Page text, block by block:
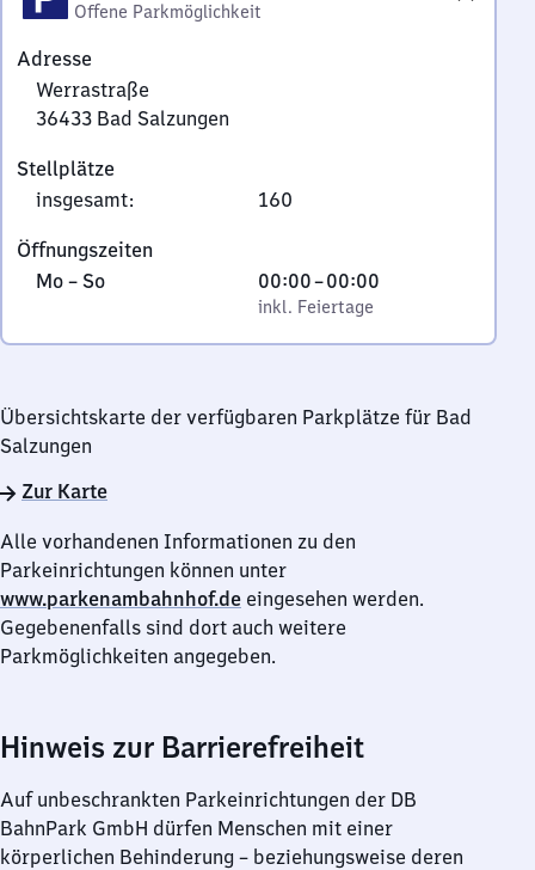
Offene Parkmöglichkeit
Adresse
Werrastraße
36433 Bad Salzungen
3
6
3
3
Salzungen
Stellplätze
insgesamt: 160
Öffnungszeiten
Montag
Sonntag
Mo – So,
00:00–00:00
Von
0
Uhr
Uhr
inkl. Feiertage
Übersichtskarte der verfügbaren Parkplätze für Bad
Salzungen
Zur Karte
Alle vorhandenen Informationen zu den
Parkeinrichtungen können unter
www.parkenambahnhof.de eingesehen werden.
Gegebenenfalls sind dort auch weitere
Parkmöglichkeiten angegeben.
Hinweis zur Barrierefreiheit
Auf unbeschrankten Parkeinrichtungen der DB
BahnPark GmbH dürfen Menschen mit einer
körperlichen Behinderung – beziehungsweise deren